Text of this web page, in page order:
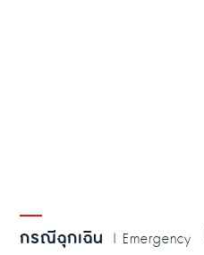
กรณีฉุกเฉิน | Emergency